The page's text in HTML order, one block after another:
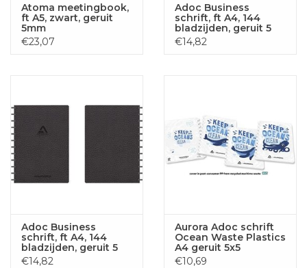
Atoma meetingbook,
ft A5, zwart, geruit
5mm
€23,07
Adoc Business
schrift, ft A4, 144
bladzijden, geruit 5
mm, bruin
€14,82
Adoc Business
schrift, ft A4, 144
bladzijden, geruit 5
mm, zwart
€14,82
Aurora Adoc schrift
Ocean Waste Plastics
A4 geruit 5x5
€10,69